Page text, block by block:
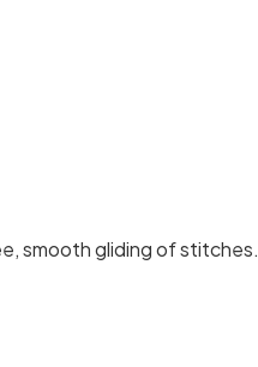
smooth gliding of stitches.